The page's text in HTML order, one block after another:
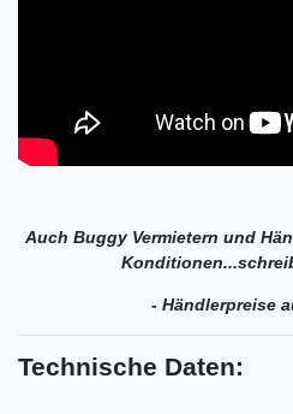
Auch Buggy Vermietern und
- Händlerpreise
Technische Daten: